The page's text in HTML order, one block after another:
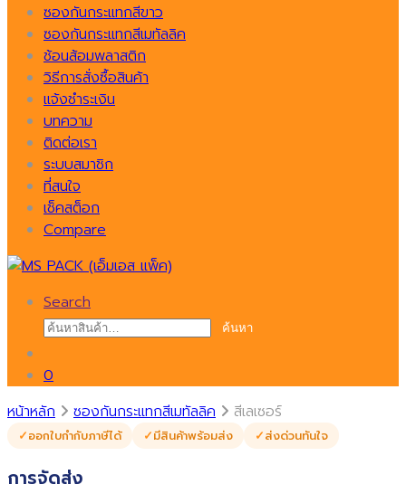
ซองกันกระแทกสีขาว
ซองกันกระแทกสีเมทัลลิค
ช้อนส้อมพลาสติก
วิธีการสั่งซื้อสินค้า
แจ้งชำระเงิน
บทความ
ติดต่อเรา
ระบบสมาชิก
ที่สนใจ
เช็คสต็อก
Compare
Search
ค้นหา:
ค้นหา
0
หน้าหลัก
ซองกันกระแทกสีเมทัลลิค สีเลเซอร์
ออกใบกำกับภาษีได้ มีสินค้าพร้อมส่ง ส่งด่วนทันใจ
การจัดส่ง